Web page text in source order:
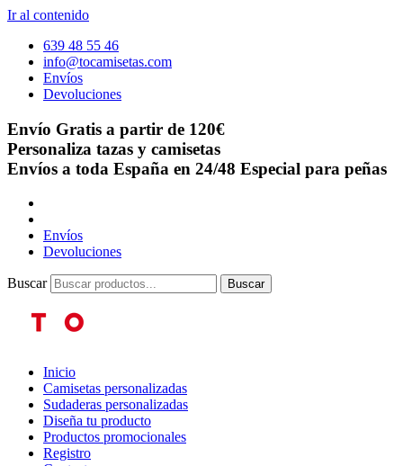
Ir al contenido
639 48 55 46
info@tocamisetas.com
Envíos
Devoluciones
Envío Gratis a partir de 120€
Personaliza tazas y camisetas
Envíos a toda España en 24/48 Especial para peñas
Envíos
Devoluciones
Buscar Buscar
Inicio
Camisetas personalizadas
Sudaderas personalizadas
Diseña tu producto
Productos promocionales
Registro